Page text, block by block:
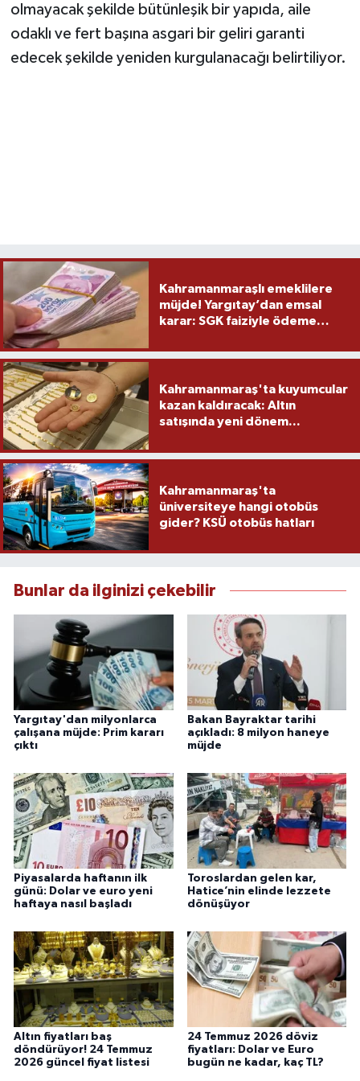
olmayacak şekilde bütünleşik bir yapıda, aile
odaklı ve fert başına asgari bir geliri garanti
edecek şekilde yeniden kurgulanacağı belirtiliyor.
Kahramanmaraşlı emeklilere
müjde! Yargıtay’dan emsal
karar: SGK faiziyle ödeme
Kahramanmaraş'ta kuyumcular
kazan kaldıracak: Altın
satışında yeni dönem...
Kahramanmaraş'ta
üniversiteye hangi otobüs
gider? KSÜ otobüs hatları
Bunlar da ilginizi çekebilir
Yargıtay'dan milyonlarca
çalışana müjde: Prim kararı
çıktı
Bakan Bayraktar tarihi
açıkladı: 8 milyon haneye
müjde
Piyasalarda haftanın ilk
günü: Dolar ve euro yeni
haftaya nasıl başladı
Toroslardan gelen kar,
Hatice’nin elinde lezzete
dönüşüyor
Altın fiyatları baş
döndürüyor! 24 Temmuz
2026 güncel fiyat listesi
24 Temmuz 2026 döviz
fiyatları: Dolar ve Euro
bugün ne kadar, kaç TL?